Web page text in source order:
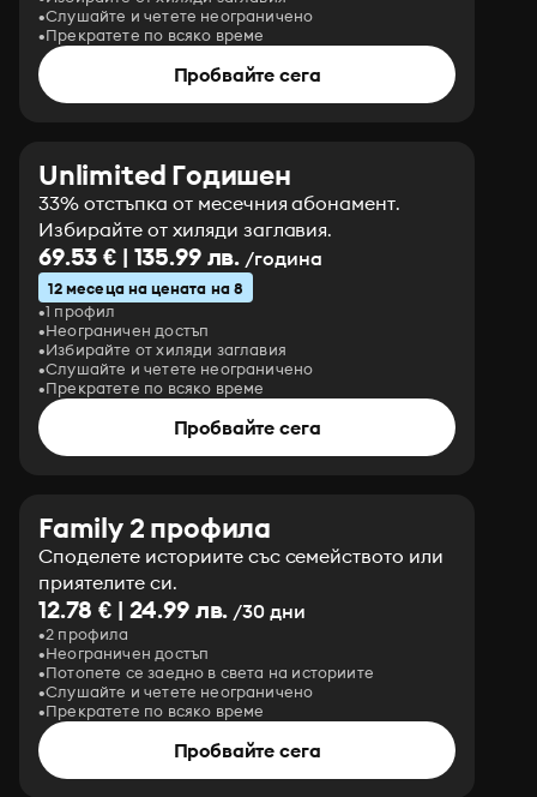
Слушайте и четете неограничено
Прекратете по всяко време
Пробвайте сега
Unlimited Годишен
33% отстъпка от месечния абонамент.
Избирайте от хиляди заглавия.
69.53 € | 135.99 лв. /година
12 месеца на цената на 8
1 профил
Неограничен достъп
Избирайте от хиляди заглавия
Слушайте и четете неограничено
Прекратете по всяко време
Пробвайте сега
Family 2 профила
Споделете историите със семейството или
приятелите си.
12.78 € | 24.99 лв. /30 дни
2 профила
Неограничен достъп
Потопете се заедно в света на историите
Слушайте и четете неограничено
Прекратете по всяко време
Пробвайте сега